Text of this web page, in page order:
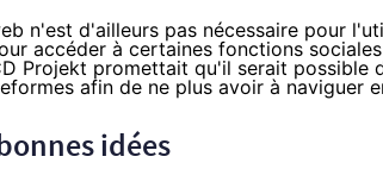
n'est d'ailleurs pas nécessaire pour
accéder à certaines fonctions
Projekt promettait qu'il serait possible
afin de ne plus avoir à naviguer
idées